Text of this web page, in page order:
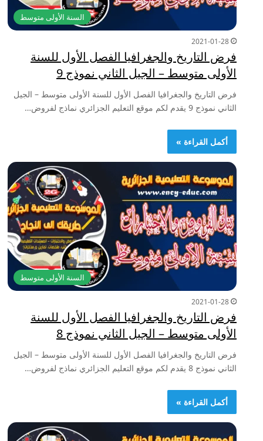
السنة الأولى متوسط
2021-01-28
فرض التاريخ والجغرافيا الفصل الأول للسنة
الأولى متوسط – الجيل الثاني نموذج 9
فرض التاريخ والجغرافيا الفصل الأول للسنة الأولى متوسط – الجيل
الثاني نموذج 9 يقدم لكم موقع التعليم الجزائري نماذج لفروض…
أكمل القراءة »
السنة الأولى متوسط
2021-01-28
فرض التاريخ والجغرافيا الفصل الأول للسنة
الأولى متوسط – الجيل الثاني نموذج 8
فرض التاريخ والجغرافيا الفصل الأول للسنة الأولى متوسط – الجيل
الثاني نموذج 8 يقدم لكم موقع التعليم الجزائري نماذج لفروض…
أكمل القراءة »